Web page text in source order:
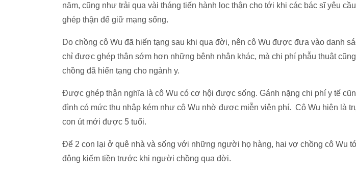
năm, cũng như trải qua vài tháng tiến hành lọc thận cho tới khi các bác sĩ yêu
ghép thận để giữ mạng sống.
Do chồng cô Wu đã hiến tạng sau khi qua đời, nên cô Wu được đưa vào danh
chỉ được ghép thận sớm hơn những bệnh nhân khác, mà chi phí phẫu thuật
chồng đã hiến tạng cho ngành y.
Được ghép thận nghĩa là cô Wu có cơ hội được sống. Gánh nặng chi phí y tế
đình có mức thu nhập kém như cô Wu nhờ được miễn viện phí. Cô Wu hiện là
con út mới được 5 tuổi.
Để 2 con lại ở quê nhà và sống với những người họ hàng, hai vợ chồng cô Wu
động kiếm tiền trước khi người chồng qua đời.